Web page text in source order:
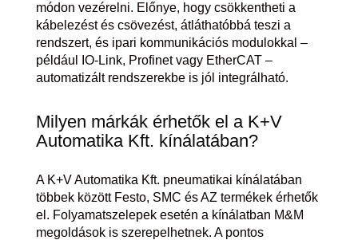
módon vezérelni. Előnye, hogy csökkentheti a
kábelezést és csövezést, átláthatóbbá teszi a
rendszert, és ipari kommunikációs modulokkal –
például IO-Link, Profinet vagy EtherCAT –
automatizált rendszerekbe is jól integrálható.
Milyen márkák érhetők el a K+V
Automatika Kft. kínálatában?
A K+V Automatika Kft. pneumatikai kínálatában
többek között Festo, SMC és AZ termékek érhetők
el. Folyamatszelepek esetén a kínálatban M&M
megoldások is szerepelhetnek. A pontos